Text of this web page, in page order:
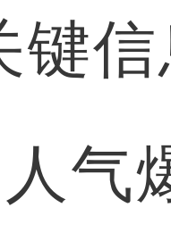
键
气